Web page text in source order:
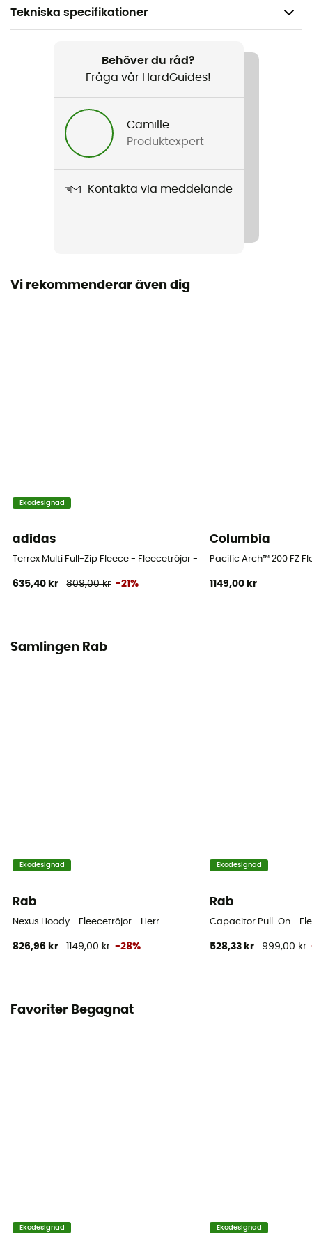
Tekniska specifikationer
Vandring / Klättring / Touring Skidåkning / Vandring /
Bergsbestigning / Ski / Skid Bergsbestigning /
Märke
Behöver du råd?
Fråga vår HardGuides!
Camille
Produktexpert
Kontakta via meddelande
Vi rekommenderar även dig
Ekodesignad
adidas
Terrex Multi Full-Zip Fleece - Fleecetröjor - Herr
635,40 kr 809,00 kr -21%
Columbia
Pacific Arch™ 200 FZ
1149,00 kr
Samlingen Rab
Ekodesignad
Rab
Nexus Hoody - Fleecetröjor - Herr
826,96 kr 1149,00 kr -28%
Ekodesignad
Rab
Capacitor Pull-On -
528,33 kr 999,00 kr
Favoriter Begagnat
Ekodesignad Ekodesignad